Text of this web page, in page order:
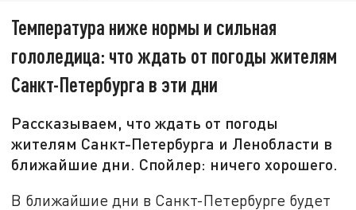
Температура ниже нормы и сильная
гололедица: что ждать от погоды жителям
Санкт-Петербурга в эти дни
Рассказываем, что ждать от погоды
жителям Санкт-Петербурга и Ленобласти в
ближайшие дни. Спойлер: ничего хорошего.
В ближайшие дни в Санкт-Петербурге будет